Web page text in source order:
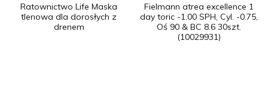
Ratownictwo Life Maska
tlenowa dla dorosłych z
drenem
Fielmann atrea excellence 1
day toric -1.00 SPH, Cyl. -0.75,
Oś 90 & BC 8.6 30szt.
(10029931)